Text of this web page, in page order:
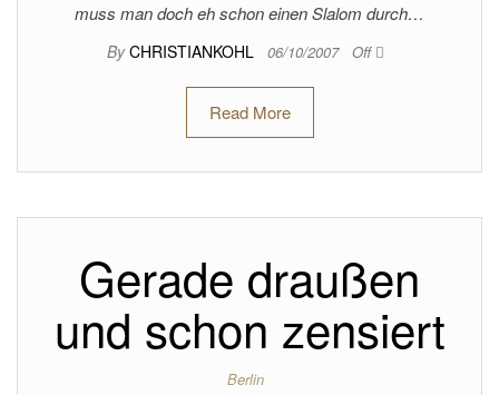
muss man doch eh schon einen Slalom durch…
By CHRISTIANKOHL 06/10/2007 Off
Read More
Gerade draußen
und schon zensiert
Berlin